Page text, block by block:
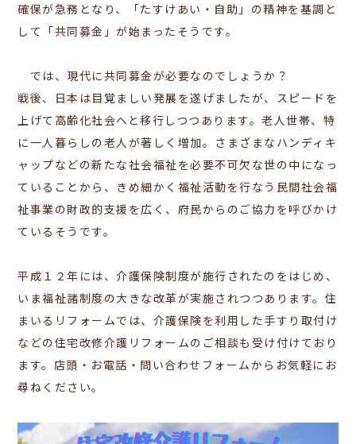
確保が急務となり、「たすけあい・自助」の精神を基調と
して「共同募金」が始まったそうです。
では、現代に共同募金が必要なのでしょうか？
戦後、日本は目覚ましい発展を遂げましたが、スピードを
上げて高齢化社会へと移行しつつあります。老人世帯、特
に一人暮らしの老人が著しく増加。さまざまなハンディキ
ャップなどの新たな社会福祉を必要不可欠な世の中になっ
ていることから、きめ細かく福祉活動を行なう民間社会福
祉事業の財政的支援を広く、府民からのご協力を呼びかけ
ているそうです。
平成１２年には、介護保険制度が施行されたのをはじめ、
いま福祉諸制度の大きな改革が実施されつつあります。 住
まいるリフォームでは、介護保険を利用した手すり取付け
などの住宅改修介護リフォームのご相談も受け付けており
ます。店頭・お電話・問い合わせフォームからお気軽にお
尋ねください。